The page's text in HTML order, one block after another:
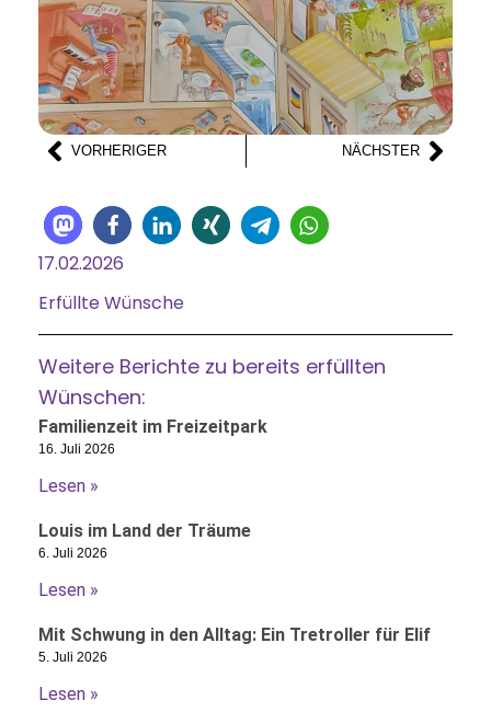
VORHERIGER NÄCHSTER
17.02.2026
Erfüllte Wünsche
Weitere Berichte zu bereits erfüllten
Wünschen:
Familienzeit im Freizeitpark
16. Juli 2026
Lesen »
Louis im Land der Träume
6. Juli 2026
Lesen »
Mit Schwung in den Alltag: Ein Tretroller für Elif
5. Juli 2026
Lesen »